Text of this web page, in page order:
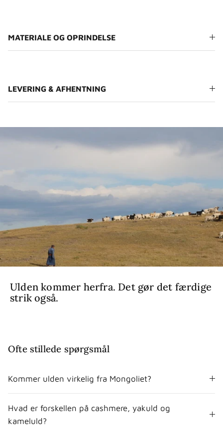
MATERIALE OG OPRINDELSE
LEVERING & AFHENTNING
Ulden kommer herfra. Det gør det færdige
strik også.
Ofte stillede spørgsmål
Kommer ulden virkelig fra Mongoliet?
Hvad er forskellen på cashmere, yakuld og
kameluld?